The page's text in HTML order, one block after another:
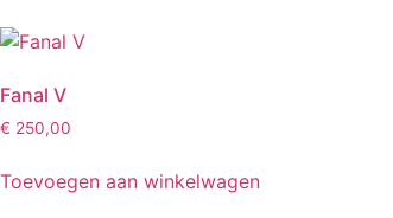
Fanal V
€ 250,00
Toevoegen aan winkelwagen